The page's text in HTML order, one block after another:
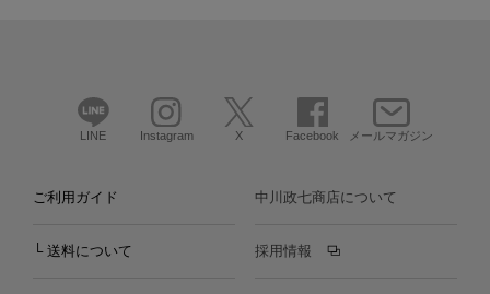
LINE Instagram X Facebook メールマガジン
ご利用ガイド
└ 送料について
中川政七商店について
採用情報